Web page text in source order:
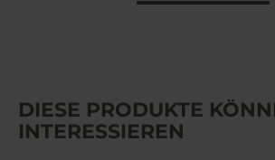
DIESE PRODUKTE
INTERESSIEREN